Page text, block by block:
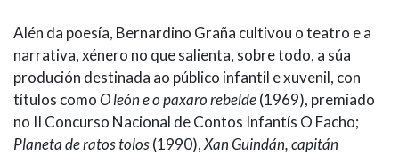
Alén da poesía, Bernardino Graña cultivou o teatro e a
narrativa, xénero no que salienta, sobre todo, a súa
produción destinada ao público infantil e xuvenil, con
títulos comoO león e o paxaro rebelde(1969), premiado
no II Concurso Nacional de Contos Infantís O Facho;
Planeta de ratos tolos(1990),Xan Guindán, capitán